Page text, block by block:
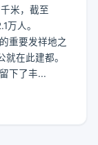
米，截至
万人。
重要发祥地之
在此建都。
下了丰...